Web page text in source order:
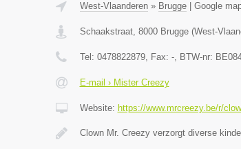
West-Vlaanderen» Brugge| Google
Schaakstraat, 8000 Brugge(West-
Tel: 0478822879, Fax: -, BTW-nr:
E-mail › Mister Creezy
Website: https://www.mrcreezy.be/r/
Clown Mr. Creezy verzorgt diverse